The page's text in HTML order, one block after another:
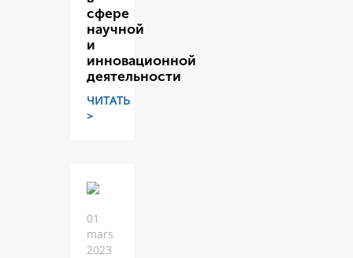
сфере
научной
и
инновационной
деятельности
ЧИТАТЬ
>
01
mars
2023